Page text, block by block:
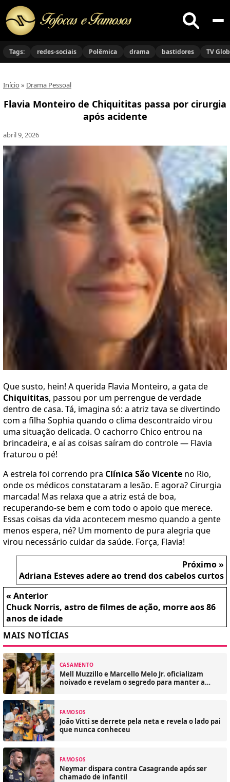
Buscar
no
Tags: redes-sociais Polêmica drama bastidores TV
Início » Drama Pessoal
Flavia Monteiro de Chiquititas passa por cirurgia
após acidente
abril 9, 2026
Que susto, hein! A querida Flavia Monteiro, a gata de
Chiquititas, passou por um perrengue de verdade
dentro de casa. Tá, imagina só: a atriz tava se divertindo
com a filha Sophia quando o clima descontraído virou
uma situação delicada. O cachorro Chico entrou na
brincadeira, e aí as coisas saíram do controle — Flavia
fraturou o pé!
A estrela foi correndo pra Clínica São Vicente no Rio,
onde os médicos constataram a lesão. E agora? Cirurgia
marcada! Mas relaxa que a atriz está de boa,
recuperando-se bem e com todo o apoio que merece.
Essas coisas da vida acontecem mesmo quando a gente
menos espera, né? Um momento de pura alegria que
virou necessário cuidar da saúde. Força, Flavia!
Próximo »
Adriana Esteves adere ao trend dos cabelos curtos
« Anterior
Chuck Norris, astro de filmes de ação, morre aos 86
anos de idade
MAIS NOTÍCIAS
CASAMENTO
Mell Muzzillo e Marcello Melo Jr. oficializam
noivado e revelam o segredo para manter a
FAMOSOS
João Vitti se derrete pela neta e revela o lado pai
que nunca conheceu
FAMOSOS
Neymar dispara contra Casagrande após ser
chamado de infantil